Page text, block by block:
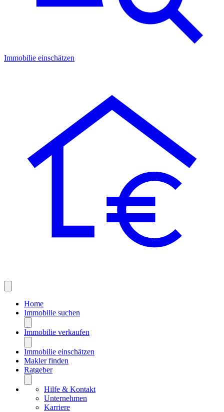
Immobilie einschätzen
Home
Immobilie suchen
Immobilie verkaufen
Immobilie einschätzen
Makler finden
Ratgeber
Hilfe & Kontakt
Unternehmen
Karriere